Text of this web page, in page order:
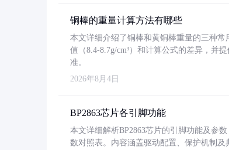
铜棒的重量计算方法有哪些
本文详细介绍了铜棒和黄铜棒重量的三种
值（8.4-8.7g/cm³）和计算公式的差异，并
准。
2026年8月4日
BP2863芯片各引脚功能
本文详细解析BP2863芯片的引脚功能及参
数对照表。内容涵盖驱动配置、保护机制